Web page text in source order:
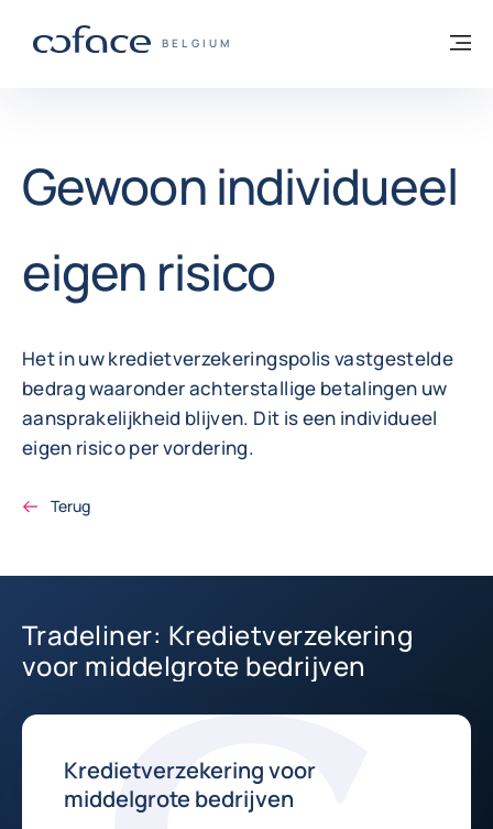
COFACE, FOR TRADE - GROEP WEBSITE
BELGIUM
Terug naar startpagina
Gewoon individueel
eigen risico
Het in uw kredietverzekeringspolis vastgestelde
bedrag waaronder achterstallige betalingen uw
aansprakelijkheid blijven. Dit is een individueel
eigen risico per vordering.
Terug
Tradeliner: Kredietverzekering
voor middelgrote bedrijven
Kredietverzekering voor
middelgrote bedrijven